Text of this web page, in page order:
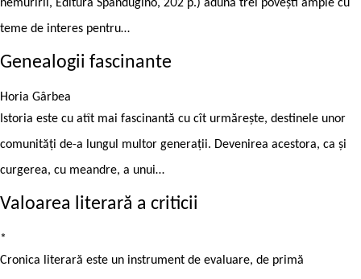
nemuririi, Editura Spandugino, 202 p.) adună trei povești ample cu
teme de interes pentru…
Genealogii fascinante
Horia Gârbea
Istoria este cu atît mai fascinantă cu cît urmărește, destinele unor
comunități de-a lungul multor generații. Devenirea acestora, ca și
curgerea, cu meandre, a unui…
Valoarea literară a criticii
*
Cronica literară este un instrument de evaluare, de primă